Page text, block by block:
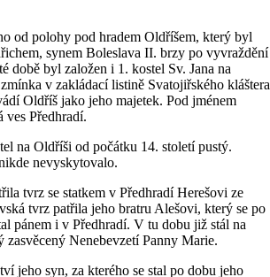
od polohy pod hradem Oldříšem, který byl
synem Boleslava II. brzy po vyvraždění
době byl založen i 1. kostel Sv. Jana na
v zakládací listině Svatojiřského kláštera
Oldříš jako jeho majetek. Pod jménem
ves Předhradí.
na Oldříši od počátku 14. století pustý.
nevyskytovalo.
tvrz se statkem v Předhradí Herešovi ze
tvrz patřila jeho bratru Alešovi, který se po
pánem i v Předhradí. V tu dobu již stál na
zasvěcený Nenebevzetí Panny Marie.
jeho syn, za kterého se stal po dobu jeho